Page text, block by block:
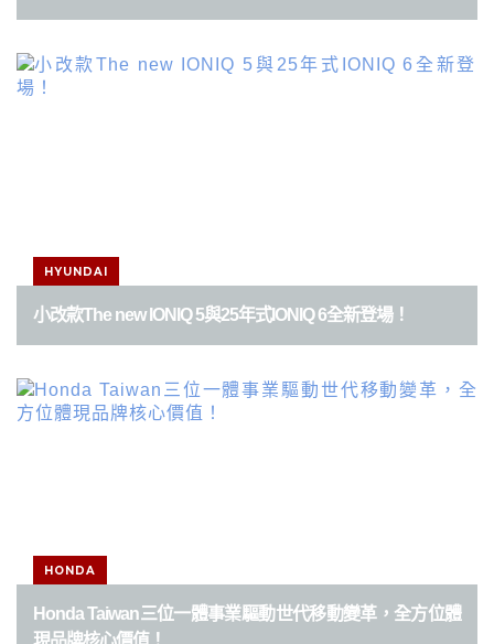
HYUNDAI
小改款The new IONIQ 5與25年式IONIQ 6全新登場！
HONDA
Honda Taiwan三位一體事業驅動世代移動變革，全方位體
現品牌核心價值！